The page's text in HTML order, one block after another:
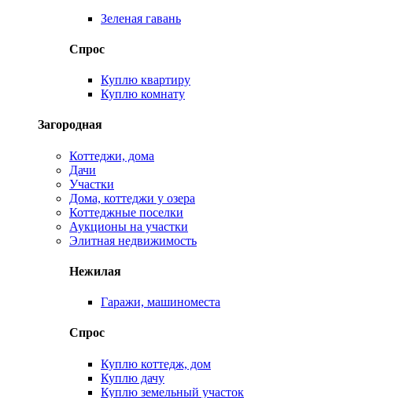
Зеленая гавань
Спрос
Куплю квартиру
Куплю комнату
Загородная
Коттеджи, дома
Дачи
Участки
Дома, коттеджи у озера
Коттеджные поселки
Аукционы на участки
Элитная недвижимость
Нежилая
Гаражи, машиноместа
Спрос
Куплю коттедж, дом
Куплю дачу
Куплю земельный участок